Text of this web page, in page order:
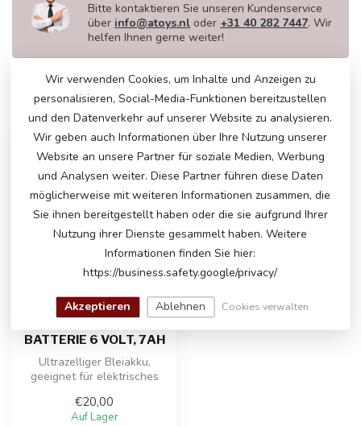
Bitte kontaktieren Sie unseren Kundenservice
über info@atoys.nl oder +31 40 282 7447. Wir
helfen Ihnen gerne weiter!
ZULETZT ANGESEHEN
BATTERIE 6 VOLT, 7AH
Ultrazelliger Bleiakku,
geeignet für elektrisches
möglic...
€20,00
Auf Lager
Wir verwenden Cookies, um Inhalte und Anzeigen zu
personalisieren, Social-Media-Funktionen bereitzustellen
und den Datenverkehr auf unserer Website zu analysieren.
Wir geben auch Informationen über Ihre Nutzung unserer
Website an unsere Partner für soziale Medien, Werbung
und Analysen weiter. Diese Partner führen diese Daten
möglicherweise mit weiteren Informationen zusammen, die
Sie ihnen bereitgestellt haben oder die sie aufgrund Ihrer
Nutzung ihrer Dienste gesammelt haben. Weitere
Informationen finden Sie hier:
https://business.safety.google/privacy/
Akzeptieren Ablehnen Cookies verwalten